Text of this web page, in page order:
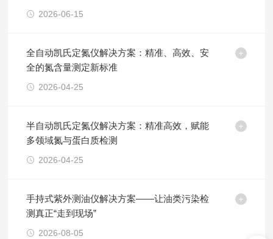
2026-06-15
全自动凯氏定氮仪解决方案：精准、高效、安
全的氮含量测定新标准
2026-04-25
半自动凯氏定氮仪解决方案：精准高效，赋能
多领域氮与蛋白质检测
2026-04-25
手持式紫外测油仪解决方案——让油类污染检
测真正“走到现场”
2026-08-05